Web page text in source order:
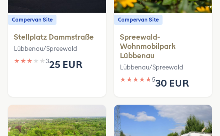
Campervan Site
Stellplatz Dammstraße
Lübbenau/Spreewald
★ ★ ★ ★ ★ 325 EUR
Campervan Site
Spreewald-
Wohnmobilpark
Lübbenau
Lübbenau/Spreewald
★ ★ ★ ★ ★530 EUR